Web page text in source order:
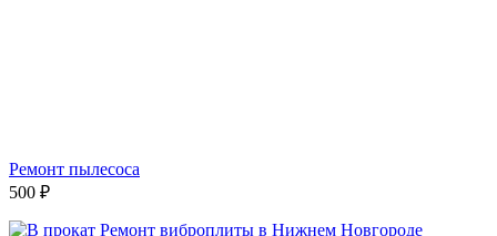
Ремонт пылесоса
500 ₽